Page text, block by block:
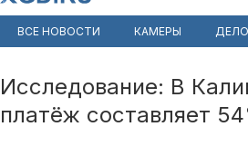
ВСЕ НОВОСТИ КАМЕРЫ
Исследование: В
платёж составляет